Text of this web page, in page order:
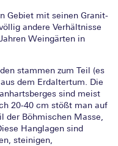
Gebiet mit seinen Granit-
andere Verhältnisse
Weingärten in
stammen zum Teil (es
dem Erdaltertum. Die
sind meist
20-40 cm stößt man auf
der Böhmischen Masse,
Hanglagen sind
steinigen,